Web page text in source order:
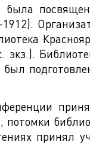
была
экз.).
потомки
принял